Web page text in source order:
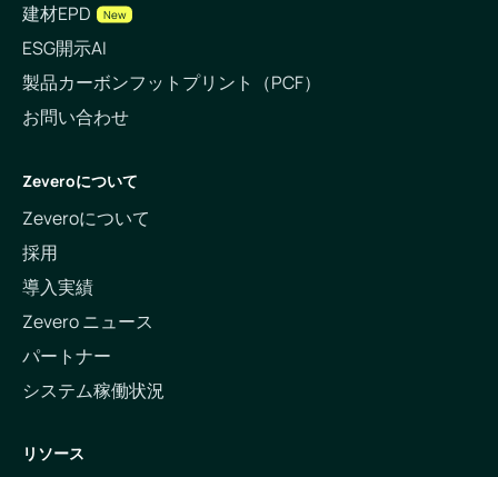
建材EPD
New
ESG開示AI
製品カーボンフットプリント（PCF）
お問い合わせ
Zeveroについて
Zeveroについて
採用
導入実績
Zevero ニュース
パートナー
システム稼働状況
リソース